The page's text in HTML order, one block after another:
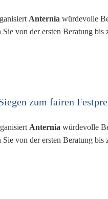
Anternia würdevolle
Sie von der ersten Beratung
zum fairen
Anternia würdevolle
Sie von der ersten Beratung